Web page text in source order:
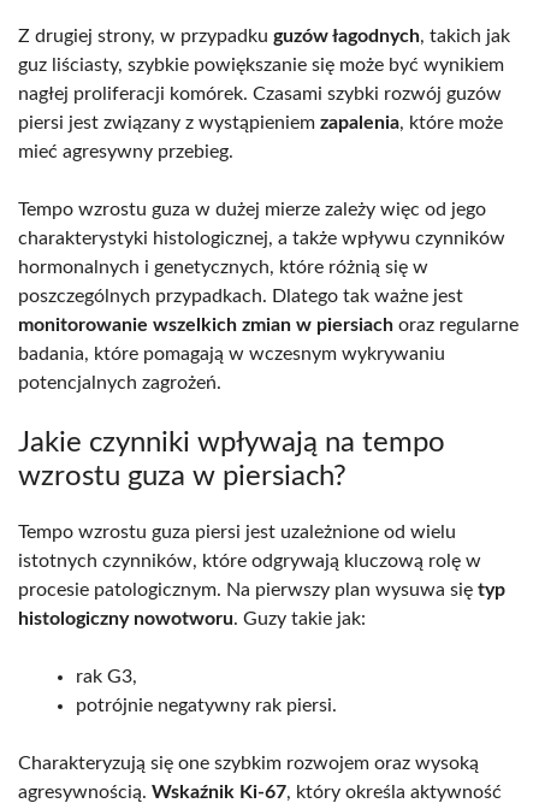
Z drugiej strony, w przypadku guzów łagodnych, takich jak
guz liściasty, szybkie powiększanie się może być wynikiem
nagłej proliferacji komórek. Czasami szybki rozwój guzów
piersi jest związany z wystąpieniem zapalenia, które może
mieć agresywny przebieg.
Tempo wzrostu guza w dużej mierze zależy więc od jego
charakterystyki histologicznej, a także wpływu czynników
hormonalnych i genetycznych, które różnią się w
poszczególnych przypadkach. Dlatego tak ważne jest
monitorowanie wszelkich zmian w piersiach oraz regularne
badania, które pomagają w wczesnym wykrywaniu
potencjalnych zagrożeń.
Jakie czynniki wpływają na tempo
wzrostu guza w piersiach?
Tempo wzrostu guza piersi jest uzależnione od wielu
istotnych czynników, które odgrywają kluczową rolę w
procesie patologicznym. Na pierwszy plan wysuwa się typ
histologiczny nowotworu. Guzy takie jak:
rak G3,
potrójnie negatywny rak piersi.
Charakteryzują się one szybkim rozwojem oraz wysoką
agresywnością. Wskaźnik Ki-67, który określa aktywność